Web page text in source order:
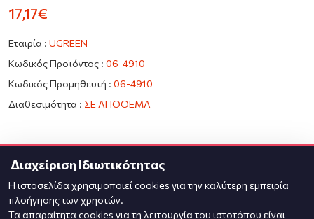
17,17€
Εταιρία : UGREEN
Κωδικός Προϊόντος : 06-4910
Κωδικός Προμηθευτή : 06-4910
Διαθεσιμότητα : ΣΕ ΑΠΟΘΕΜΑ
Διαχείριση Ιδιωτικότητας
Η ιστοσελίδα χρησιμοποιεί cookies για την καλύτερη εμπειρία
πλοήγησης των χρηστών.
Τα απαραίτητα cookies για τη λειτουργία του ιστοτόπου είναι